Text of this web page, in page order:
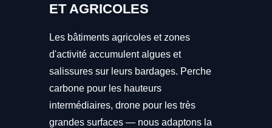
ET AGRICOLES
Les bâtiments agricoles et zones
d'activité accumulent algues et
salissures sur leurs bardages. Perche
carbone pour les hauteurs
intermédiaires, drone pour les très
grandes surfaces — nous adaptons la